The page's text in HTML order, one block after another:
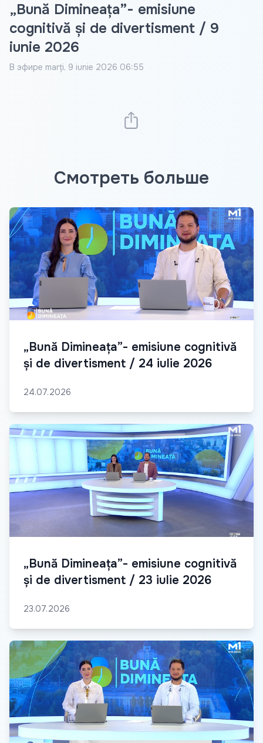
„Bună Dimineața”- emisiune
cognitivă și de divertisment / 9
iunie 2026
В эфире marți, 9 iunie 2026 06:55
Смотреть больше
„Bună Dimineața”- emisiune cognitivă
și de divertisment / 24 iulie 2026
24.07.2026
„Bună Dimineața”- emisiune cognitivă
și de divertisment / 23 iulie 2026
23.07.2026